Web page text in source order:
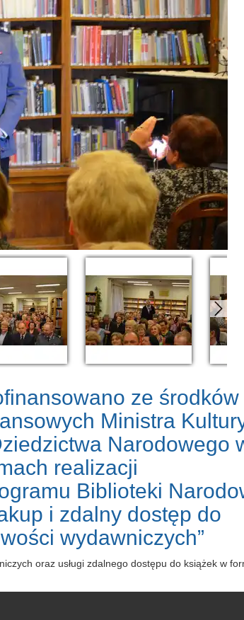
ze środków
Ministra
Narodowego
realizacji
Biblioteki
i zdalny dostęp do
wydawniczych”
oraz usługi zdalnego dostępu do książek w